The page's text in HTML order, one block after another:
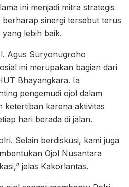
ini menjadi mitra strategis
berharap sinergi tersebut terus
lebih baik.
Agus Suryonugroho
ini merupakan bagian dari
Bhayangkara. Ia
pengemudi ojol dalam
ketertiban karena aktivitas
hari berada di jalan.
Selain berdiskusi, kami juga
Ojol Nusantara
jelas Kakorlantas.